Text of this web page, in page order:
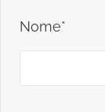
Nome*